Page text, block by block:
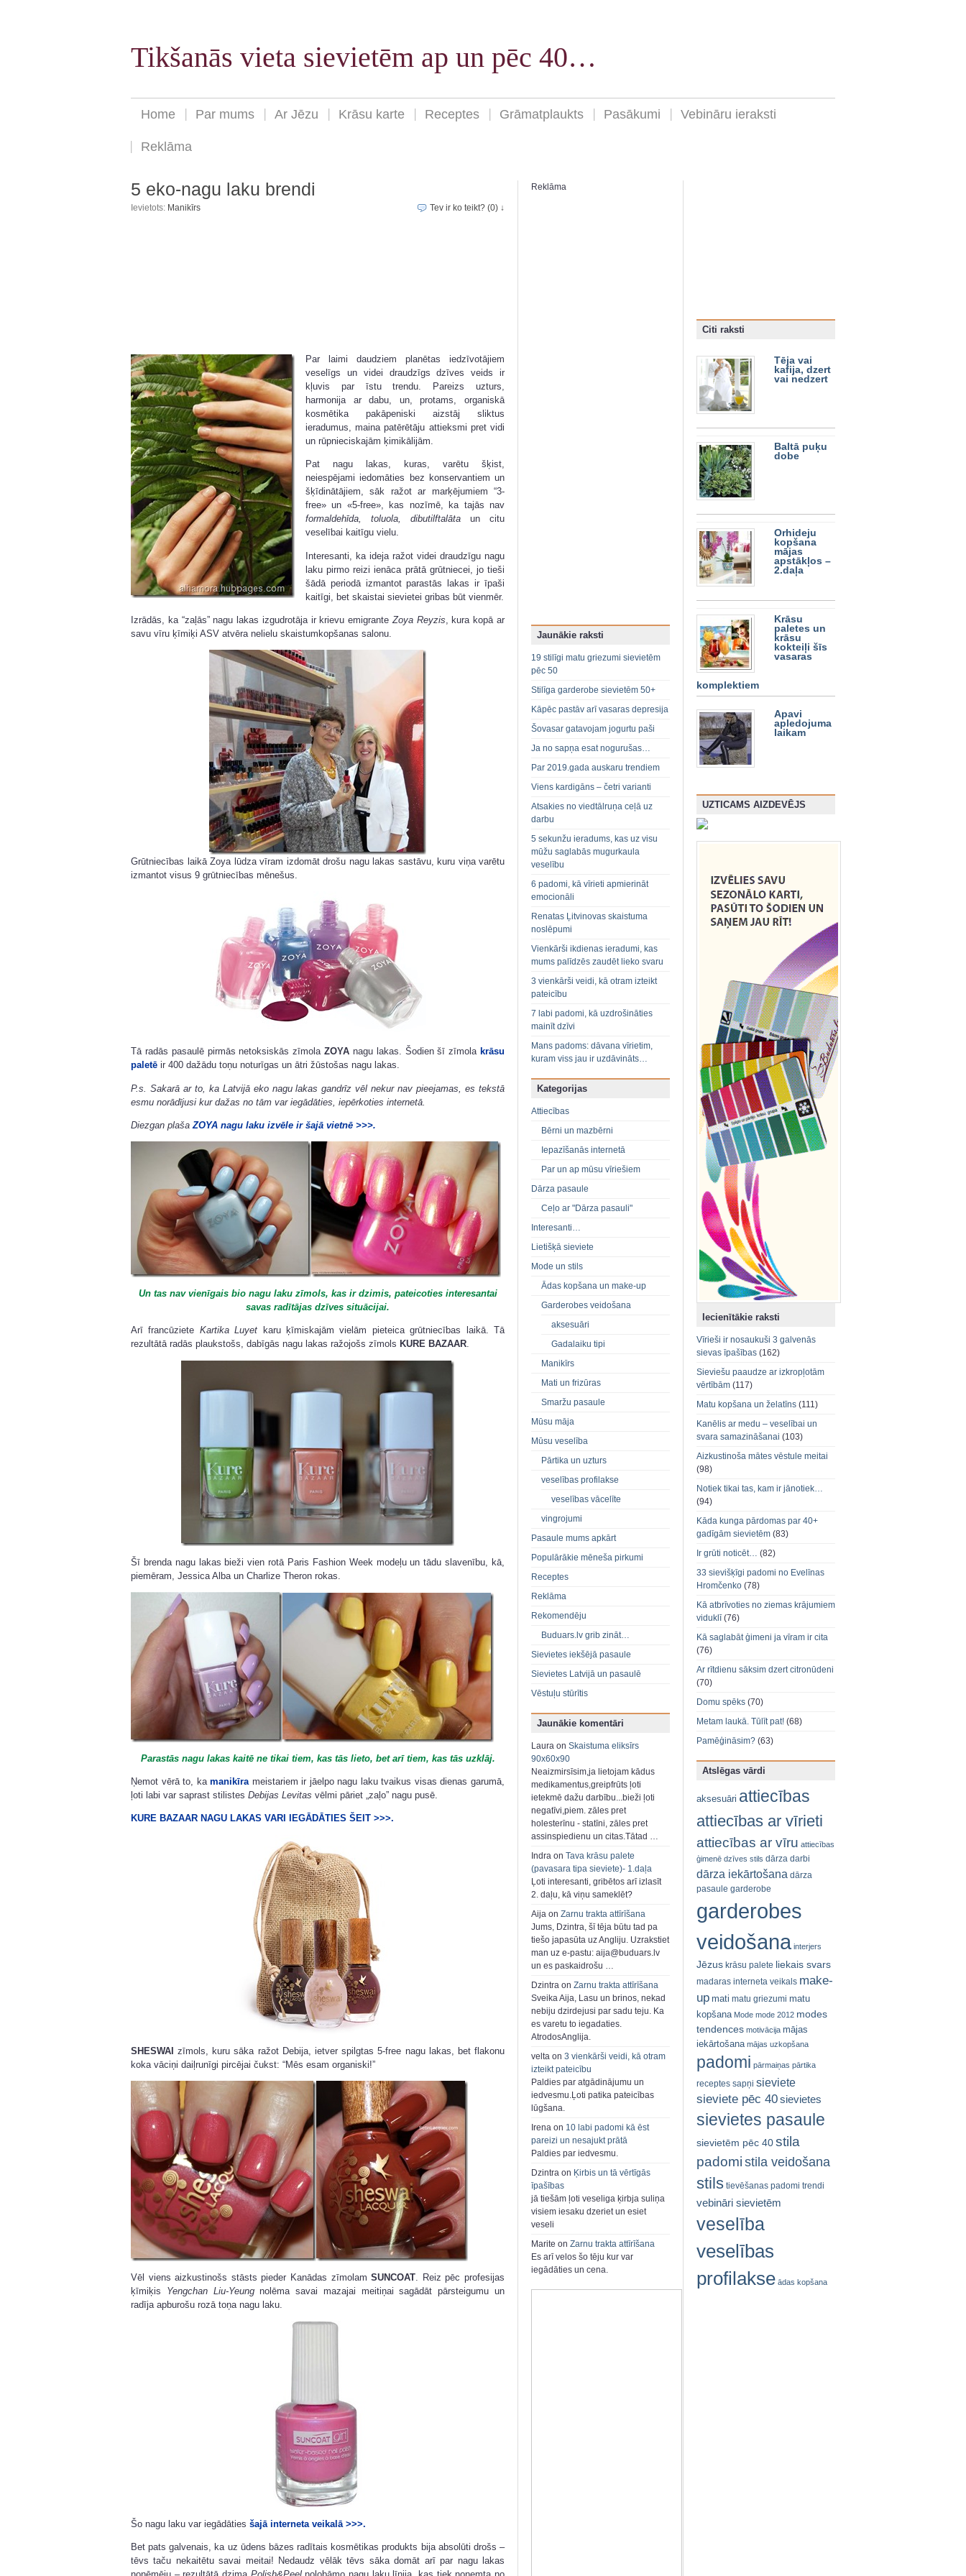
Tikšanās vieta sievietēm ap un pēc 40…
Home Par mums Ar Jēzu Krāsu karte Receptes Grāmatplaukts Pasākumi Vebināru ieraksti
Reklāma
5 eko-nagu laku brendi
Ievietots: Manikīrs Tev ir ko teikt? (0) ↓
Par laimi daudziem planētas iedzīvotājiem
veselīgs un videi draudzīgs dzīves veids ir
kļuvis par īstu trendu. Pareizs uzturs,
harmonija ar dabu, un, protams, organiskā
kosmētika pakāpeniski aizstāj sliktus
ieradumus, maina patērētāju attieksmi pret vidi
un rūpnieciskajām ķimikālijām.
Pat nagu lakas, kuras, varētu šķist,
neiespējami iedomāties bez konservantiem un
šķīdinātājiem, sāk ražot ar marķējumiem “3-
free» un «5-free», kas nozīmē, ka tajās nav
formaldehīda, toluola, dibutilftalāta un citu
veselībai kaitīgu vielu.
Interesanti, ka ideja ražot videi draudzīgu nagu
laku pirmo reizi ienāca prātā grūtniecei, jo tieši
šādā periodā izmantot parastās lakas ir īpaši
kaitīgi, bet skaistai sievietei gribas būt vienmēr.
Izrādās, ka “zaļās” nagu lakas izgudrotāja ir krievu emigrante Zoya Reyzis , kura kopā ar
savu vīru ķīmiķi ASV atvēra nelielu skaistumkopšanas salonu.
Grūtniecības laikā Zoya lūdza vīram izdomāt drošu nagu lakas sastāvu, kuru viņa varētu
izmantot visus 9 grūtniecības mēnešus.
Tā radās pasaulē pirmās netoksiskās zīmola ZOYA nagu lakas. Šodien šī zīmola krāsu
paletē ir 400 dažādu toņu noturīgas un ātri žūstošas nagu lakas.
P.s. Sakarā ar to, ka Latvijā eko nagu lakas gandrīz vēl nekur nav pieejamas, es tekstā
esmu norādījusi kur dažas no tām var iegādāties, iepērkoties internetā.
Diezgan plaša ZOYA nagu laku izvēle ir šajā vietnē >>>.
Un tas nav vienīgais bio nagu laku zīmols, kas ir dzimis, pateicoties interesantai
savas radītājas dzīves situācijai.
Arī francūziete Kartika Luyet karu ķīmiskajām vielām pieteica grūtniecības laikā. Tā
rezultātā radās plaukstošs, dabīgās nagu lakas ražojošs zīmols KURE BAZAAR.
Šī brenda nagu lakas bieži vien rotā Paris Fashion Week modeļu un tādu slavenību, kā,
piemēram, Jessica Alba un Charlize Theron rokas.
Parastās nagu lakas kaitē ne tikai tiem, kas tās lieto, bet arī tiem, kas tās uzklāj.
Ņemot vērā to, kamanikīrameistariem ir jāelpo nagu laku tvaikus visas dienas garumā,
ļoti labi var saprast stilistes Debijas Levitas vēlmi pāriet „zaļo” nagu pusē.
KURE BAZAAR NAGU LAKAS VARI IEGĀDĀTIES ŠEIT >>>.
SHESWAI zīmols, kuru sāka ražot Debija, ietver spilgtas 5-free nagu lakas, bet flakonu
koka vāciņi daiļrunīgi pircējai čukst: “Mēs esam organiski!”
Vēl viens aizkustinošs stāsts pieder Kanādas zīmolamSUNCOAT. Reiz pēc profesijas
ķīmiķis Yengchan Liu-Yeungnolēma savai mazajai meitiņai sagādāt pārsteigumu un
radīja apburošu rozā toņa nagu laku.
Šo nagu laku var iegādāties šajā interneta veikalā >>>.
Bet pats galvenais, ka uz ūdens bāzes radītais kosmētikas produkts bija absolūti drošs –
tēvs taču nekaitētu savai meitai! Nedaudz vēlāk tēvs sāka domāt arī par nagu lakas
Reklāma
Jaunākie raksti
19 stilīgi matu griezumi sievietēm
pēc 50
Stilīga garderobe sievietēm 50+
Kāpēc pastāv arī vasaras depresija
Šovasar gatavojam jogurtu paši
Ja no sapņa esat nogurušas…
Par 2019.gada auskaru trendiem
Viens kardigāns – četri varianti
Atsakies no viedtālruņa ceļā uz
darbu
5 sekunžu ieradums, kas uz visu
mūžu saglabās mugurkaula
veselību
6 padomi, kā vīrieti apmierināt
emocionāli
Renatas Ļitvinovas skaistuma
noslēpumi
Vienkārši ikdienas ieradumi, kas
mums palīdzēs zaudēt lieko svaru
3 vienkārši veidi, kā otram izteikt
pateicību
7 labi padomi, kā uzdrošināties
mainīt dzīvi
Mans padoms: dāvana vīrietim,
kuram viss jau ir uzdāvināts…
Kategorijas
Attiecības
Bērni un mazbērni
Iepazīšanās internetā
Par un ap mūsu vīriešiem
Dārza pasaule
Ceļo ar "Dārza pasauli"
Interesanti…
Lietišķā sieviete
Mode un stils
Ādas kopšana un make-up
Garderobes veidošana
aksesuāri
Gadalaiku tipi
Manikīrs
Mati un frizūras
Smaržu pasaule
Mūsu māja
Mūsu veselība
Pārtika un uzturs
veselības profilakse
veselības vācelīte
vingrojumi
Pasaule mums apkārt
Populārākie mēneša pirkumi
Receptes
Reklāma
Rekomendēju
Buduars.lv grib zināt…
Sievietes iekšējā pasaule
Sievietes Latvijā un pasaulē
Vēstuļu stūrītis
Jaunākie komentāri
Laura on Skaistuma eliksīrs
90x60x90
Neaizmirsīsim,ja lietojam kādus
medikamentus,greipfrūts ļoti
ietekmē dažu darbību...bieži ļoti
negatīvi,piem. zāles pret
holesterīnu - statīni, zāles pret
assinspiedienu un citas.Tātad …
Indra on Tava krāsu palete
(pavasara tipa sieviete)- 1.daļa
Ļoti interesanti, gribētos arī izlasīt
2. daļu, kā viņu sameklēt?
Aija on Zarnu trakta attīrīšana
Jums, Dzintra, šī tēja būtu tad pa
tiešo japasūta uz Angliju. Uzrakstiet
man uz e-pastu: aija@buduars.lv
un es paskaidrošu …
Dzintra on Zarnu trakta attīrīšana
Sveika Aija, Lasu un brinos, nekad
nebiju dzirdejusi par sadu teju. Ka
es varetu to iegadaties.
AtrodosAnglija.
velta on 3 vienkārši veidi, kā otram
izteikt pateicību
Paldies par atgādinājumu un
iedvesmu.Ļoti patika pateicības
lūgšana.
Irena on 10 labi padomi kā ēst
pareizi un nesajukt prātā
Paldies par iedvesmu.
Dzintra on Ķirbis un tā vērtīgās
īpašības
jā tiešām ļoti veseliga ķirbja suliņa
visiem iesaku dzeriet un esiet
veseli
Marite on Zarnu trakta attīrīšana
Es arī velos šo tēju kur var
iegādāties un cena.
Citi raksti
Tēja vai
kafija, dzert
vai nedzert
Baltā puķu
dobe
Orhideju
kopšana
mājas
apstākļos –
2.daļa
Krāsu
paletes un
krāsu
kokteiļi šīs
vasaras
komplektiem
Apavi
apledojuma
laikam
UZTICAMS AIZDEVĒJS
Iecienītākie raksti
Vīrieši ir nosaukuši 3 galvenās
sievas īpašības (162)
Sieviešu paaudze ar izkropļotām
vērtībām (117)
Matu kopšana un želatīns (111)
Kanēlis ar medu – veselībai un
svara samazināšanai (103)
Aizkustinoša mātes vēstule meitai
(98)
Notiek tikai tas, kam ir jānotiek…
(94)
Kāda kunga pārdomas par 40+
gadīgām sievietēm (83)
Ir grūti noticēt… (82)
33 sievišķīgi padomi no Evelīnas
Hromčenko (78)
Kā atbrīvoties no ziemas krājumiem
viduklī(76)
Kā saglabāt ģimeni ja vīram ir cita
(76)
Ar rītdienu sāksim dzert citronūdeni
(70)
Domu spēks (70)
Metam laukā. Tūlīt pat! (68)
Pamēģināsim? (63)
Atslēgas vārdi
aksesuāri attiecības
attiecības ar vīrieti
attiecības ar vīru attiecības
ģimenē dzīves stils dārza darbi
dārza iekārtošana dārza
pasaule garderobe
garderobes
veidošana interjers
Jēzus krāsu palete liekais svars
madaras interneta veikals make-
up mati matu griezumi matu
kopšana Mode mode 2012 modes
tendences motivācija mājas
iekārtošana mājas uzkopšana
padomi pārmaiņas pārtika
receptes sapņi sieviete
sieviete pēc 40sievietes
sievietes pasaule
sievietēm pēc 40stila
padomistila veidošana
stils tievēšanas padomi trendi
vebināri sievietēm
veselība
veselības
profilakse ādas kopšana